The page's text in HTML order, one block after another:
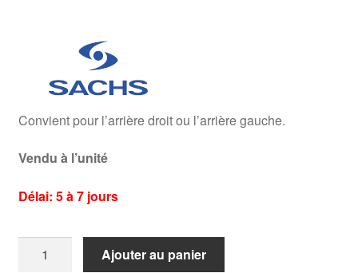
Convient pour l’arrière droit ou l’arrière gauche.
Vendu à l’unité
Délai: 5 à 7 jours
Ajouter au panier